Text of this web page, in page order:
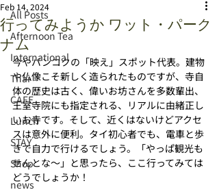
All Posts
Afternoon Tea
International
Thai
CAFE
Lunch
STAY
Shop
news
行ってみようか ワット・パーク
ナム
Feb 14, 2024
今やバンコクの「映え」スポット代表。建物
や仏像こそ新しく造られたものですが、寺自
体の歴史は古く、偉いお坊さんを多数輩出、
王室寺院にも指定される、リアルに由緒正し
いお寺です。そして、近くはないけどアクセ
スは意外に便利。タイ初心者でも、電車と歩
きで自力で行けるでしょう。「やっぱ観光も
せんとな～」と思ったら、ここ行ってみては
どうでしょうか！